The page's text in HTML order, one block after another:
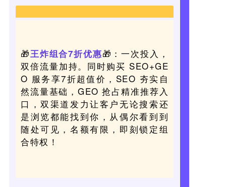
🎁王炸组合7折优惠🎁：一次投入，
双倍流量加持。同时购买 SEO+GE
O 服务享7折超值价，SEO 夯实自
然流量基础，GEO 抢占精准推荐入
口，双渠道发力让客户无论搜索还
是浏览都能找到你，从偶尔看到到
随处可见，名额有限，即刻锁定组
合特权！